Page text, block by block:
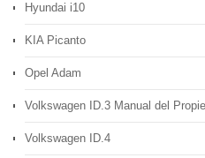
Hyundai i10
KIA Picanto
Opel Adam
Volkswagen ID.3 Manual del
Volkswagen ID.4